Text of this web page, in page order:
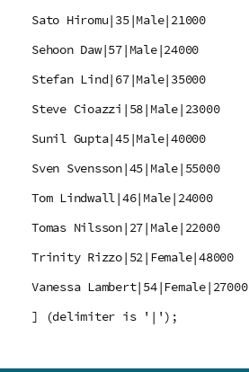
Sato Hiromu|35|Male|21000
Sehoon Daw|57|Male|24000
Stefan Lind|67|Male|35000
Steve Cioazzi|58|Male|23000
Sunil Gupta|45|Male|40000
Sven Svensson|45|Male|55000
Tom Lindwall|46|Male|24000
Tomas Nilsson|27|Male|22000
Trinity Rizzo|52|Female|48000
Vanessa Lambert|54|Female|27000
] (delimiter is '|');